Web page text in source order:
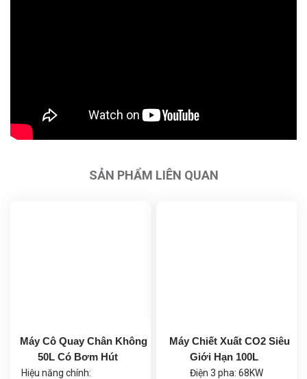
SẢN PHẨM LIÊN QUAN
Máy Cô Quay Chân Không
50L Có Bơm Hút
Hiệu năng chính:
Máy Chiết Xuất CO2 Siêu
Giới Hạn 100L
Điện 3 pha: 68KW